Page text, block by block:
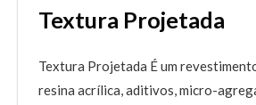
Textura Projetada
Textura Projetada É um
resina acrílica, aditivos, micro-